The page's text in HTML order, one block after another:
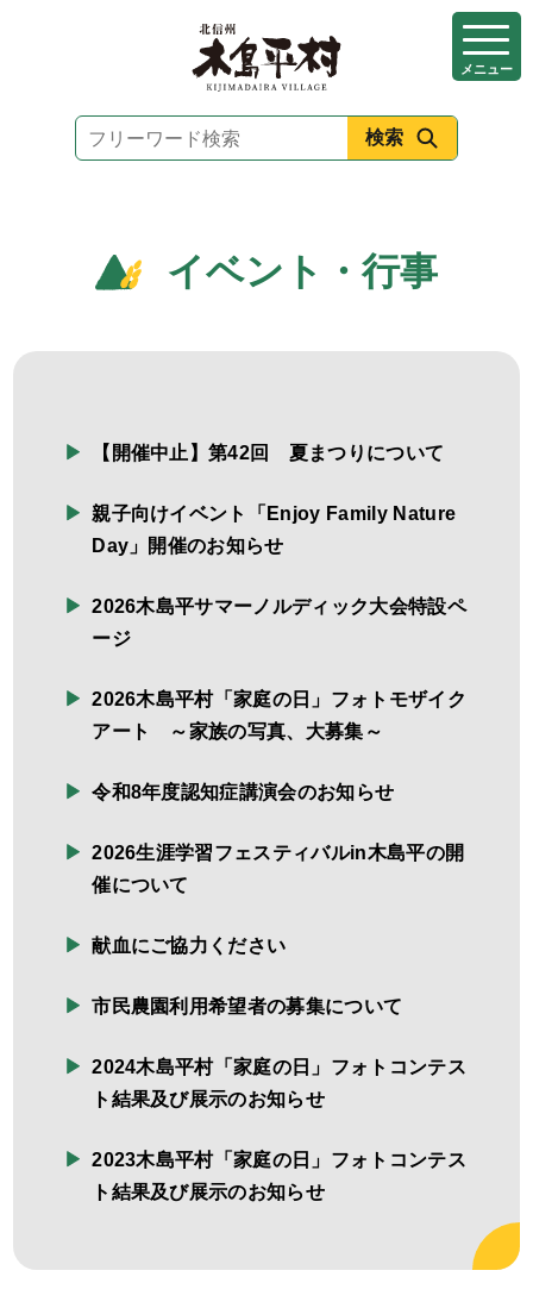
メニュー
イベント・行事
【開催中止】第42回 夏まつりについて
親子向けイベント「Enjoy Family Nature
Day」開催のお知らせ
2026木島平サマーノルディック大会特設ペ
ージ
2026木島平村「家庭の日」フォトモザイク
アート ～家族の写真、大募集～
令和8年度認知症講演会のお知らせ
2026生涯学習フェスティバルin木島平の開
催について
献血にご協力ください
市民農園利用希望者の募集について
2024木島平村「家庭の日」フォトコンテス
ト結果及び展示のお知らせ
2023木島平村「家庭の日」フォトコンテス
ト結果及び展示のお知らせ